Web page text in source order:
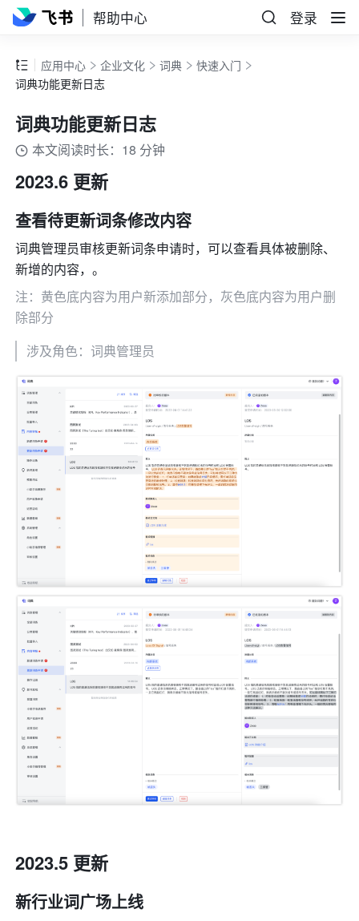
帮助中心 登录
应用中心 企业文化 词典
快速入门
词典功能更新日志
词典功能更新日志
本文阅读时长：18 分钟
2023.6 更新
查看待更新词条修改内容
词典管理员审核更新词条申请时，可以查看具体被删除、
新增的内容，。
注：黄色底内容为用户新添加部分，灰色底内容为用户删
除部分
涉及角色：词典管理员
2023.5 更新
新行业词广场上线